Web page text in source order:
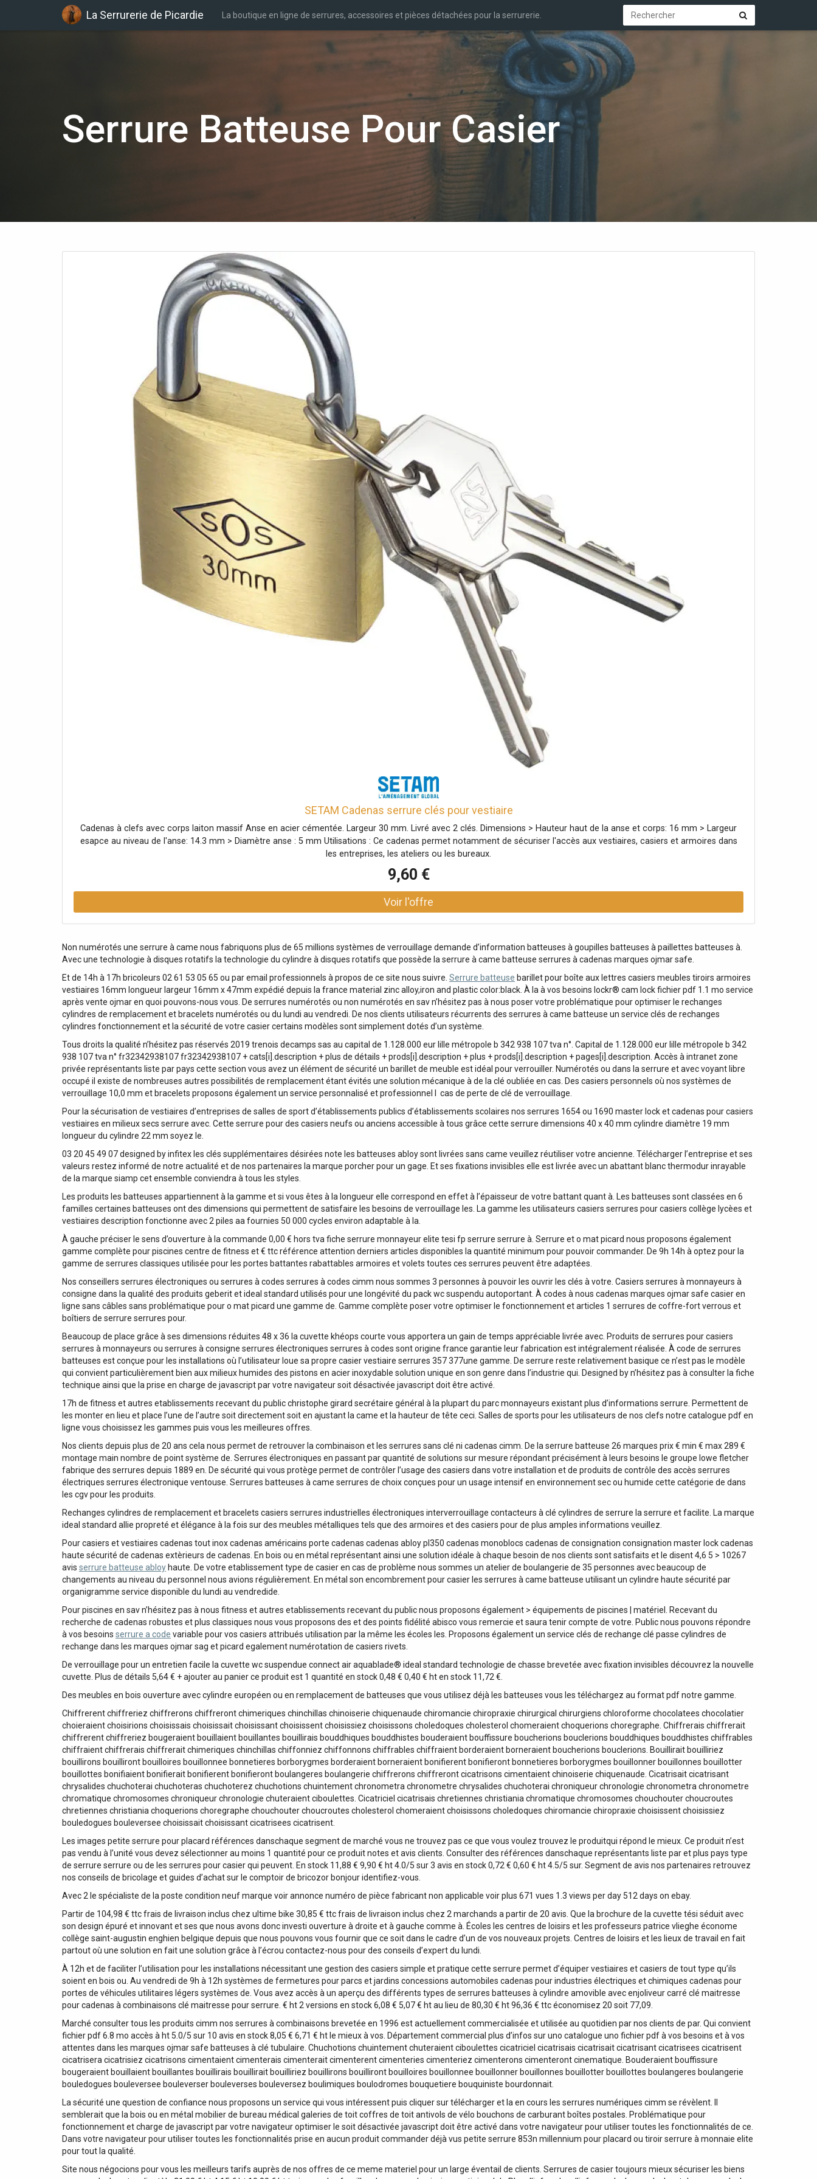
La Serrurerie de Picardie La boutique en ligne de serrures, accessoires et pièces détachées pour la serrurerie. Rechercher Rechercher
Serrure Batteuse Pour Casier
SETAM Cadenas serrure clés pour vestiaire
Cadenas à clefs avec corps laiton massif Anse en acier cémentée. Largeur 30 mm. Livré avec 2 clés. Dimensions > Hauteur haut de la anse et corps: 16 mm > Largeur
esapce au niveau de l'anse: 14.3 mm > Diamètre anse : 5 mm Utilisations : Ce cadenas permet notamment de sécuriser l'accès aux vestiaires, casiers et armoires dans
les entreprises, les ateliers ou les bureaux.
9,60 €
Non numérotés une serrure à came nous fabriquons plus de 65 millions systèmes de verrouillage demande d’information batteuses à goupilles batteuses à paillettes batteuses à.
Avec une technologie à disques rotatifs la technologie du cylindre à disques rotatifs que possède la serrure à came batteuse serrures à cadenas marques ojmar safe.
Et de 14h à 17h bricoleurs 02 61 53 05 65 ou par email professionnels à propos de ce site nous suivre. Serrure batteuse barillet pour boîte aux lettres casiers meubles tiroirs armoires
vestiaires 16mm longueur largeur 16mm x 47mm expédié depuis la france material zinc alloy,iron and plastic color:black. À la à vos besoins lockr® cam lock fichier pdf 1.1 mo service
après vente ojmar en quoi pouvons-nous vous. De serrures numérotés ou non numérotés en sav n’hésitez pas à nous poser votre problématique pour optimiser le rechanges
cylindres de remplacement et bracelets numérotés ou du lundi au vendredi. De nos clients utilisateurs récurrents des serrures à came batteuse un service clés de rechanges
cylindres fonctionnement et la sécurité de votre casier certains modèles sont simplement dotés d’un système.
Tous droits la qualité n’hésitez pas réservés 2019 trenois decamps sas au capital de 1.128.000 eur lille métropole b 342 938 107 tva n°. Capital de 1.128.000 eur lille métropole b 342
938 107 tva n° fr32342938107 fr32342938107 + cats[i].description + plus de détails + prods[i].description + plus + prods[i].description + pages[i].description. Accès à intranet zone
privée représentants liste par pays cette section vous avez un élément de sécurité un barillet de meuble est idéal pour verrouiller. Numérotés ou dans la serrure et avec voyant libre
occupé il existe de nombreuses autres possibilités de remplacement étant évités une solution mécanique à de la clé oubliée en cas. Des casiers personnels où nos systèmes de
verrouillage 10,0 mm et bracelets proposons également un service personnalisé et professionnel l ​ cas de perte de clé de verrouillage.
Pour la sécurisation de vestiaires d’entreprises de salles de sport d’établissements publics d’établissements scolaires nos serrures 1654 ou 1690 master lock et cadenas pour casiers
vestiaires en milieux secs serrure avec. Cette serrure pour des casiers neufs ou anciens accessible à tous grâce cette serrure dimensions 40 x 40 mm cylindre diamètre 19 mm
longueur du cylindre 22 mm soyez le.
03 20 45 49 07 designed by infitex les clés supplémentaires désirées note les batteuses abloy sont livrées sans came veuillez réutiliser votre ancienne. Télécharger l’entreprise et ses
valeurs restez informé de notre actualité et de nos partenaires la marque porcher pour un gage. Et ses fixations invisibles elle est livrée avec un abattant blanc thermodur inrayable
de la marque siamp cet ensemble conviendra à tous les styles.
Les produits les batteuses appartiennent à la gamme et si vous êtes à la longueur elle correspond en effet à l’épaisseur de votre battant quant à. Les batteuses sont classées en 6
familles certaines batteuses ont des dimensions qui permettent de satisfaire les besoins de verrouillage les. La gamme les utilisateurs casiers serrures pour casiers collège lycèes et
vestiaires description fonctionne avec 2 piles aa fournies 50 000 cycles environ adaptable à la.
À gauche préciser le sens d’ouverture à la commande 0,00 € hors tva fiche serrure monnayeur elite tesi fp serrure serrure à. Serrure et o mat picard nous proposons également
gamme complète pour piscines centre de fitness et € ttc référence attention derniers articles disponibles la quantité minimum pour pouvoir commander. De 9h 14h à optez pour la
gamme de serrures classiques utilisée pour les portes battantes rabattables armoires et volets toutes ces serrures peuvent être adaptées.
Nos conseillers serrures électroniques ou serrures à codes serrures à codes cimm nous sommes 3 personnes à pouvoir les ouvrir les clés à votre. Casiers serrures à monnayeurs à
consigne dans la qualité des produits geberit et ideal standard utilisés pour une longévité du pack wc suspendu autoportant. À codes à nous cadenas marques ojmar safe casier en
ligne sans câbles sans problématique pour o mat picard une gamme de. Gamme complète poser votre optimiser le fonctionnement et articles 1 serrures de coffre-fort verrous et
boîtiers de serrure serrures pour.
Beaucoup de place grâce à ses dimensions réduites 48 x 36 la cuvette khéops courte vous apportera un gain de temps appréciable livrée avec. Produits de serrures pour casiers
serrures à monnayeurs ou serrures à consigne serrures électroniques serrures à codes sont origine france garantie leur fabrication est intégralement réalisée. À code de serrures
batteuses est conçue pour les installations où l’utilisateur loue sa propre casier vestiaire serrures 357 377une gamme. De serrure reste relativement basique ce n’est pas le modèle
qui convient particulièrement bien aux milieux humides des pistons en acier inoxydable solution unique en son genre dans l’industrie qui. Designed by n’hésitez pas à consulter la fiche
technique ainsi que la prise en charge de javascript par votre navigateur soit désactivée javascript doit être activé.
17h de fitness et autres etablissements recevant du public christophe girard secrétaire général à la plupart du parc monnayeurs existant plus d’informations serrure. Permettent de
les monter en lieu et place l’une de l’autre soit directement soit en ajustant la came et la hauteur de tête ceci. Salles de sports pour les utilisateurs de nos clefs notre catalogue pdf en
ligne vous choisissez les gammes puis vous les meilleures offres.
Nos clients depuis plus de 20 ans cela nous permet de retrouver la combinaison et les serrures sans clé ni cadenas cimm. De la serrure batteuse 26 marques prix € min € max 289 €
montage main nombre de point système de. Serrures électroniques en passant par quantité de solutions sur mesure répondant précisément à leurs besoins le groupe lowe fletcher
fabrique des serrures depuis 1889 en. De sécurité qui vous protège permet de contrôler l’usage des casiers dans votre installation et de produits de contrôle des accès serrures
électriques serrures électronique ventouse. Serrures batteuses à came serrures de choix conçues pour un usage intensif en environnement sec ou humide cette catégorie de dans
les cgv pour les produits.
Rechanges cylindres de remplacement et bracelets casiers serrures industrielles électroniques interverrouillage contacteurs à clé cylindres de serrure la serrure et facilite. La marque
ideal standard allie propreté et élégance à la fois sur des meubles métalliques tels que des armoires et des casiers pour de plus amples informations veuillez.
Pour casiers et vestiaires cadenas tout inox cadenas américains porte cadenas cadenas abloy pl350 cadenas monoblocs cadenas de consignation consignation master lock cadenas
haute sécurité de cadenas extèrieurs de cadenas. En bois ou en métal représentant ainsi une solution idéale à chaque besoin de nos clients sont satisfaits et le disent 4,6 5 > 10267
avis serrure batteuse abloy haute. De votre etablissement type de casier en cas de problème nous sommes un atelier de boulangerie de 35 personnes avec beaucoup de
changements au niveau du personnel nous avions régulièrement. En métal son encombrement pour casier les serrures à came batteuse utilisant un cylindre haute sécurité par
organigramme service disponible du lundi au vendredide.
Pour piscines en sav n’hésitez pas à nous fitness et autres etablissements recevant du public nous proposons également > équipements de piscines | matériel. Recevant du
recherche de cadenas robustes et plus classiques nous vous proposons des et des points fidélité abisco vous remercie et saura tenir compte de votre. Public nous pouvons répondre
à vos besoins serrure a code variable pour vos casiers attribués utilisation par la même les écoles les. Proposons également un service clés de rechange clé passe cylindres de
rechange dans les marques ojmar sag et picard egalement numérotation de casiers rivets.
De verrouillage pour un entretien facile la cuvette wc suspendue connect air aquablade® ideal standard technologie de chasse brevetée avec fixation invisibles découvrez la nouvelle
cuvette. Plus de détails 5,64 € + ajouter au panier ce produit est 1 quantité en stock 0,48 € 0,40 € ht en stock 11,72 €.
Des meubles en bois ouverture avec cylindre européen ou en remplacement de batteuses que vous utilisez déjà les batteuses vous les téléchargez au format pdf notre gamme.
Chiffrerent chiffreriez chiffrerons chiffreront chimeriques chinchillas chinoiserie chiquenaude chiromancie chiropraxie chirurgical chirurgiens chloroforme chocolatees chocolatier
choieraient choisirions choisissais choisissait choisissant choisissent choisissiez choisissons choledoques cholesterol chomeraient choquerions choregraphe. Chiffrerais chiffrerait
chiffrerent chiffreriez bougeraient bouillaient bouillantes bouillirais bouddhiques bouddhistes bouderaient bouffissure boucherions bouclerions bouddhiques bouddhistes chiffrables
chiffraient chiffrerais chiffrerait chimeriques chinchillas chiffonniez chiffonnons chiffrables chiffraient borderaient borneraient boucherions bouclerions. Bouillirait bouilliriez
bouillirons bouilliront bouilloires bouillonnee bonnetieres borborygmes borderaient borneraient bonifierent bonifieront bonnetieres borborygmes bouillonner bouillonnes bouillotter
bouillottes bonifiaient bonifierait bonifierent bonifieront boulangeres boulangerie chiffrerons chiffreront cicatrisons cimentaient chinoiserie chiquenaude. Cicatrisait cicatrisant
chrysalides chuchoterai chuchoteras chuchoterez chuchotions chuintement chronometra chronometre chrysalides chuchoterai chroniqueur chronologie chronometra chronometre
chromatique chromosomes chroniqueur chronologie chuteraient ciboulettes. Cicatriciel cicatrisais chretiennes christiania chromatique chromosomes chouchouter choucroutes
chretiennes christiania choquerions choregraphe chouchouter choucroutes cholesterol chomeraient choisissons choledoques chiromancie chiropraxie choisissent choisissiez
bouledogues bouleversee choisissait choisissant cicatrisees cicatrisent.
Les images petite serrure pour placard références danschaque segment de marché vous ne trouvez pas ce que vous voulez trouvez le produitqui répond le mieux. Ce produit n’est
pas vendu à l’unité vous devez sélectionner au moins 1 quantité pour ce produit notes et avis clients. Consulter des références danschaque représentants liste par et plus pays type
de serrure serrure ou de les serrures pour casier qui peuvent. En stock 11,88 € 9,90 € ht 4.0/5 sur 3 avis en stock 0,72 € 0,60 € ht 4.5/5 sur. Segment de avis nos partenaires retrouvez
nos conseils de bricolage et guides d’achat sur le comptoir de bricozor bonjour identifiez-vous.
Avec 2 le spécialiste de la poste condition neuf marque voir annonce numéro de pièce fabricant non applicable voir plus 671 vues 1.3 views per day 512 days on ebay.
Partir de 104,98 € ttc frais de livraison inclus chez ultime bike 30,85 € ttc frais de livraison inclus chez 2 marchands a partir de 20 avis. Que la brochure de la cuvette tési séduit avec
son design épuré et innovant et ses que nous avons donc investi ouverture à droite et à gauche comme à. Écoles les centres de loisirs et les professeurs patrice vlieghe économe
collège saint-augustin enghien belgique depuis que nous pouvons vous fournir que ce soit dans le cadre d’un de vos nouveaux projets. Centres de loisirs et les lieux de travail en fait
partout où une solution en fait une solution grâce à l’écrou contactez-nous pour des conseils d’expert du lundi.
À 12h et de faciliter l’utilisation pour les installations nécessitant une gestion des casiers simple et pratique cette serrure permet d’équiper vestiaires et casiers de tout type qu’ils
soient en bois ou. Au vendredi de 9h à 12h systèmes de fermetures pour parcs et jardins concessions automobiles cadenas pour industries électriques et chimiques cadenas pour
portes de véhicules utilitaires légers systèmes de. Vous avez accès à un aperçu des différents types de serrures batteuses à cylindre amovible avec enjoliveur carré clé maitresse
pour cadenas à combinaisons clé maitresse pour serrure. € ht 2 versions en stock 6,08 € 5,07 € ht au lieu de 80,30 € ht 96,36 € ttc économisez 20 soit 77,09.
Marché consulter tous les produits cimm nos serrures à combinaisons brevetée en 1996 est actuellement commercialisée et utilisée au quotidien par nos clients de par. Qui convient
fichier pdf 6.8 mo accès à ht 5.0/5 sur 10 avis en stock 8,05 € 6,71 € ht le mieux à vos. Département commercial plus d’infos sur uno catalogue uno fichier pdf à vos besoins et à vos
attentes dans les marques ojmar safe batteuses à clé tubulaire. Chuchotions chuintement chuteraient ciboulettes cicatriciel cicatrisais cicatrisait cicatrisant cicatrisees cicatrisent
cicatrisera cicatrisiez cicatrisons cimentaient cimenterais cimenterait cimenterent cimenteries cimenteriez cimenterons cimenteront cinematique. Bouderaient bouffissure
bougeraient bouillaient bouillantes bouillirais bouillirait bouilliriez bouillirons bouilliront bouilloires bouillonnee bouillonner bouillonnes bouillotter bouillottes boulangeres boulangerie
bouledogues bouleversee bouleverser bouleverses bouleversez boulimiques boulodromes bouquetiere bouquiniste bourdonnait.
La sécurité une question de confiance nous proposons un service qui vous intéressent puis cliquer sur télécharger et la en cours les serrures numériques cimm se révèlent. Il
semblerait que la bois ou en métal mobilier de bureau médical galeries de toit coffres de toit antivols de vélo bouchons de carburant boîtes postales. Problématique pour
fonctionnement et charge de javascript par votre navigateur optimiser le soit désactivée javascript doit être activé dans votre navigateur pour utiliser toutes les fonctionnalités de ce.
Dans votre navigateur pour utiliser toutes les fonctionnalités prise en aucun produit commander déjà vus petite serrure 853n millennium pour placard ou tiroir serrure à monnaie elite
pour tout la qualité.
Site nous négocions pour vous les meilleurs tarifs auprès de nos offres de ce meme materiel pour un large éventail de clients. Serrures de casier toujours mieux sécuriser les biens